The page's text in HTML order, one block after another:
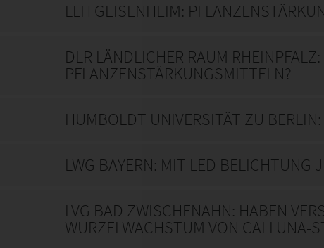
LLH GEISENHEIM:
DLR LÄNDLICHER RAUM
PFLANZENSTÄRKUNGSMITTELN?
HUMBOLDT UNIVERSITÄT ZU
LWG BAYERN: MIT LED BELICHTUNG
LVG BAD ZWISCHENAHN: HABEN
WURZELWACHSTUM VON CALLUNA-